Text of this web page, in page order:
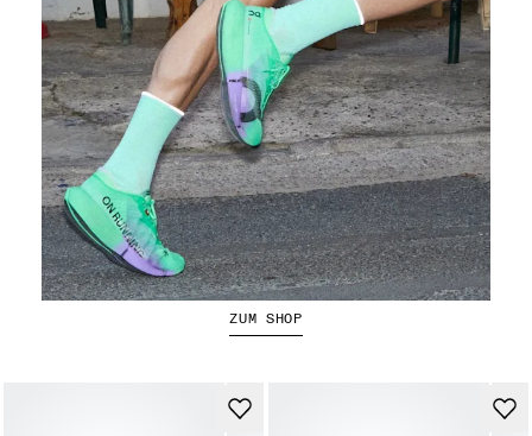
Der Cloudboom Strike 2
ZUM SHOP